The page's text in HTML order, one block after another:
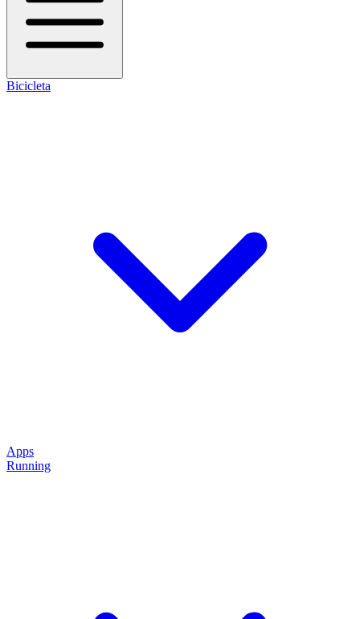
Bicicleta
Apps
Running